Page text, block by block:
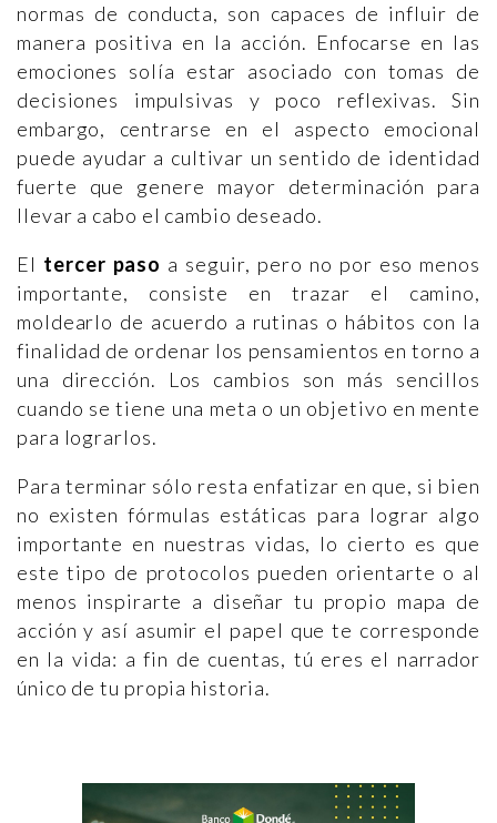
normas de conducta, son capaces de influir de
manera positiva en la acción. Enfocarse en las
emociones solía estar asociado con tomas de
decisiones impulsivas y poco reflexivas. Sin
embargo, centrarse en el aspecto emocional
puede ayudar a cultivar un sentido de identidad
fuerte que genere mayor determinación para
llevar a cabo el cambio deseado.
El tercer paso a seguir, pero no por eso menos
importante, consiste en trazar el camino,
moldearlo de acuerdo a rutinas o hábitos con la
finalidad de ordenar los pensamientos en torno a
una dirección. Los cambios son más sencillos
cuando se tiene una meta o un objetivo en mente
para lograrlos.
Para terminar sólo resta enfatizar en que, si bien
no existen fórmulas estáticas para lograr algo
importante en nuestras vidas, lo cierto es que
este tipo de protocolos pueden orientarte o al
menos inspirarte a diseñar tu propio mapa de
acción y así asumir el papel que te corresponde
en la vida: a fin de cuentas, tú eres el narrador
único de tu propia historia.